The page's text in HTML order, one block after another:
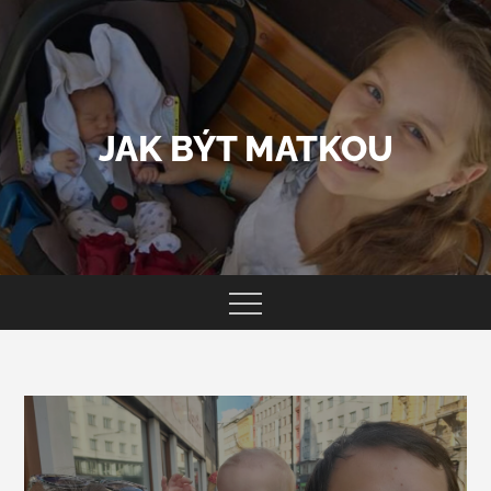
content
JAK BÝT MATKOU